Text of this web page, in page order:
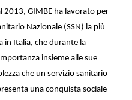
2013, GIMBE ha lavorato per
Nazionale (SSN) la più
in Italia, che durante la
insieme alle sue
che un servizio sanitario
una conquista sociale